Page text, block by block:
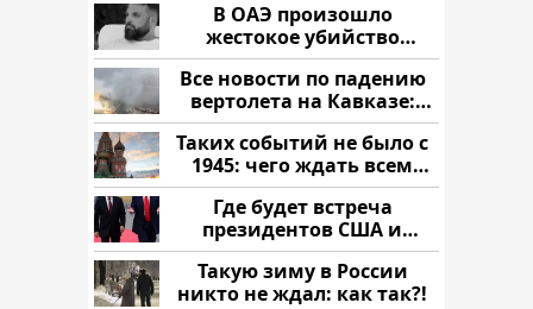
В ОАЭ произошло
жестокое убийство
криптомиллионера
Все новости по падению
вертолета на Кавказе:
читать здесь
Таких событий не было с
1945: чего ждать всем
нам?
Где будет встреча
президентов США и
России: Европа?
Такую зиму в России
никто не ждал: как так?!